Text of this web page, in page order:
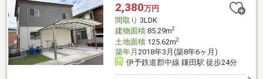
2,380万円
間取り 3LDK
建物面積85.29m2
土地面積125.62m2
築年月 2018年3月(築8年6ヶ月)
伊予鉄道郡中線 鎌田駅 徒歩24分